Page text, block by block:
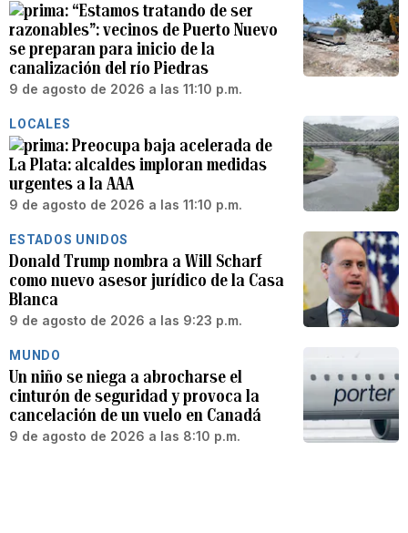
“Estamos tratando de ser
razonables”: vecinos de Puerto Nuevo
se preparan para inicio de la
canalización del río Piedras
9 de agosto de 2026 a las 11:10 p.m.
LOCALES
Preocupa baja acelerada de
La Plata: alcaldes imploran medidas
urgentes a la AAA
9 de agosto de 2026 a las 11:10 p.m.
ESTADOS UNIDOS
Donald Trump nombra a Will Scharf
como nuevo asesor jurídico de la Casa
Blanca
9 de agosto de 2026 a las 9:23 p.m.
MUNDO
Un niño se niega a abrocharse el
cinturón de seguridad y provoca la
cancelación de un vuelo en Canadá
9 de agosto de 2026 a las 8:10 p.m.